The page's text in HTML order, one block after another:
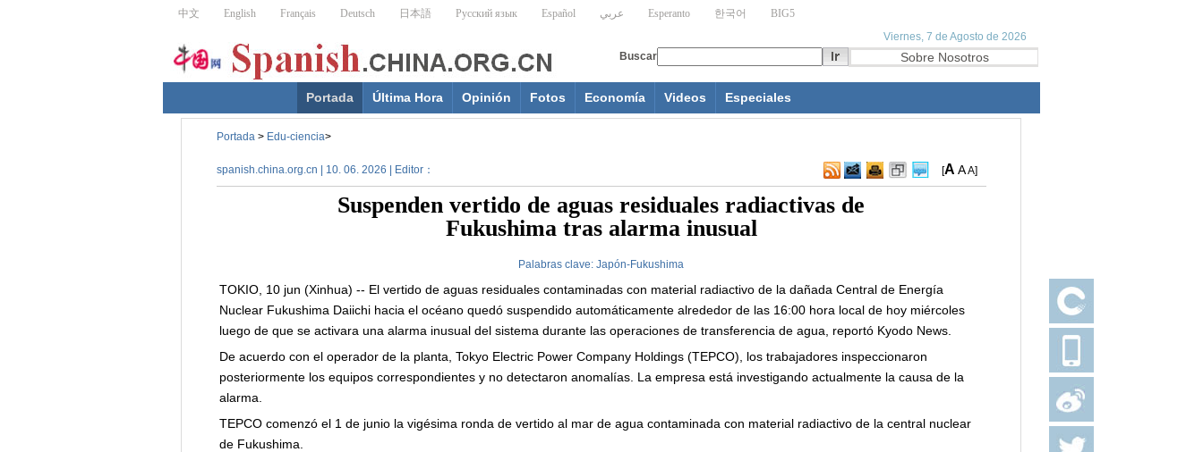
Portada Última Hora Opinión Fotos Economía Videos Especiales
Portada > Edu-ciencia>
spanish.china.org.cn | 10. 06. 2026 | Editor： [A AA]
Suspenden vertido de aguas residuales radiactivas de
Fukushima tras alarma inusual
Palabras clave: Japón-Fukushima
TOKIO, 10 jun (Xinhua) -- El vertido de aguas residuales contaminadas con material radiactivo de la dañada Central de Energía
Nuclear Fukushima Daiichi hacia el océano quedó suspendido automáticamente alrededor de las 16:00 hora local de hoy miércoles
luego de que se activara una alarma inusual del sistema durante las operaciones de transferencia de agua, reportó Kyodo News.
De acuerdo con el operador de la planta, Tokyo Electric Power Company Holdings (TEPCO), los trabajadores inspeccionaron
posteriormente los equipos correspondientes y no detectaron anomalías. La empresa está investigando actualmente la causa de la
alarma.
TEPCO comenzó el 1 de junio la vigésima ronda de vertido al mar de agua contaminada con material radiactivo de la central nuclear
de Fukushima.